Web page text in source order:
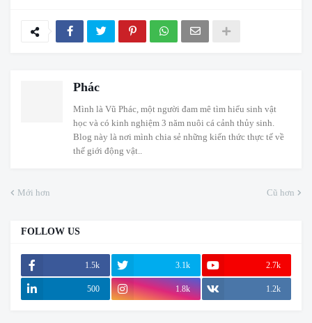
Phác
Mình là Vũ Phác, một người đam mê tìm hiểu sinh vật
học và có kinh nghiệm 3 năm nuôi cá cảnh thủy sinh.
Blog này là nơi mình chia sẻ những kiến thức thực tế về
thế giới động vật..
Mới hơn Cũ hơn
FOLLOW US
1.5k 3.1k 2.7k
500 1.8k 1.2k